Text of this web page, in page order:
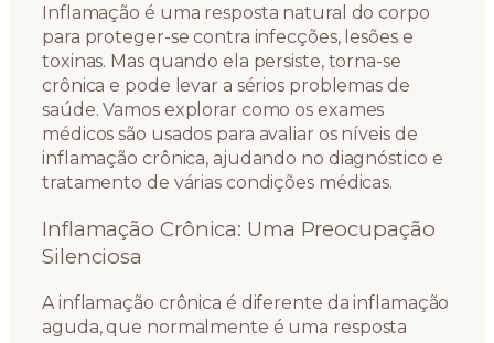
Inflamação é uma resposta natural do corpo
para proteger-se contra infecções, lesões e
toxinas. Mas quando ela persiste, torna-se
crônica e pode levar a sérios problemas de
saúde. Vamos explorar como os exames
médicos são usados para avaliar os níveis de
inflamação crônica, ajudando no diagnóstico e
tratamento de várias condições médicas.
Inflamação Crônica: Uma Preocupação
Silenciosa
A inflamação crônica é diferente da inflamação
aguda, que normalmente é uma resposta